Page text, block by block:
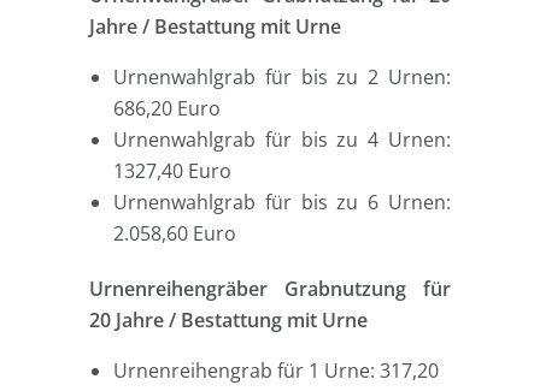
Jahre / Bestattung mit Urne
Urnenwahlgrab für bis zu 2 Urnen:
686,20 Euro
Urnenwahlgrab für bis zu 4 Urnen:
1327,40 Euro
Urnenwahlgrab für bis zu 6 Urnen:
2.058,60 Euro
Urnenreihengräber Grabnutzung für
20 Jahre / Bestattung mit Urne
Urnenreihengrab für 1 Urne: 317,20